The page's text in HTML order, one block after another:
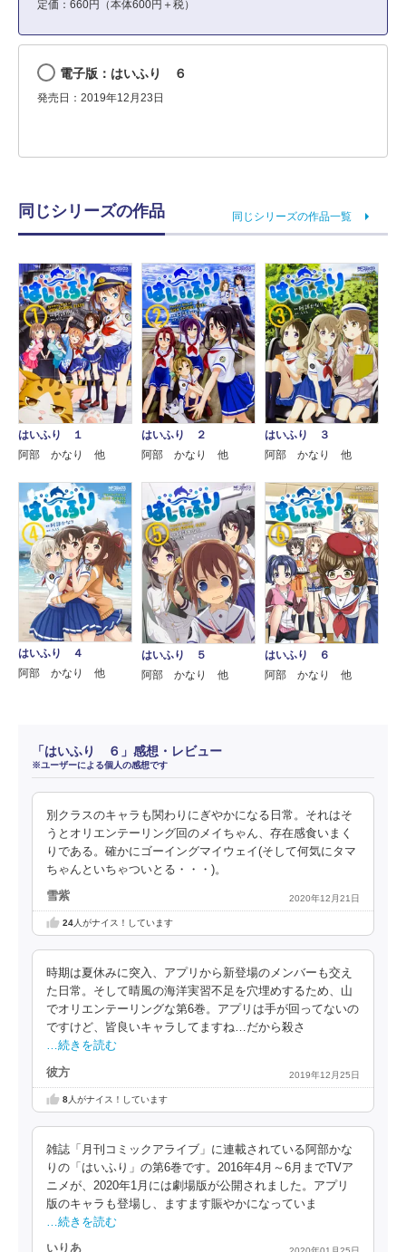
定価：660円（本体600円＋税）
電子版：はいふり ６
発売日：2019年12月23日
同じシリーズの作品 同じシリーズの作品一覧
はいふり １
阿部 かなり 他
はいふり ２
阿部 かなり 他
はいふり ３
阿部 かなり 他
はいふり ４
阿部 かなり 他
はいふり ５
阿部 かなり 他
はいふり ６
阿部 かなり 他
「はいふり ６」感想・レビュー
※ユーザーによる個人の感想です
別クラスのキャラも関わりにぎやかになる日常。それはそ
うとオリエンテーリング回のメイちゃん、存在感食いまく
りである。確かにゴーイングマイウェイ(そして何気にタマ
ちゃんといちゃついとる・・・)。
雪紫 2020年12月21日
24人がナイス！しています
時期は夏休みに突入、アプリから新登場のメンバーも交え
た日常。そして晴風の海洋実習不足を穴埋めするため、山
でオリエンテーリングな第6巻。アプリは手が回ってないの
ですけど、皆良いキャラしてますね…だから殺さ
…続きを読む
彼方 2019年12月25日
8人がナイス！しています
雑誌「月刊コミックアライブ」に連載されている阿部かな
りの「はいふり」の第6巻です。2016年4月～6月までTVア
ニメが、2020年1月には劇場版が公開されました。アプリ
版のキャラも登場し、ますます賑やかになっていま
…続きを読む
いりあ